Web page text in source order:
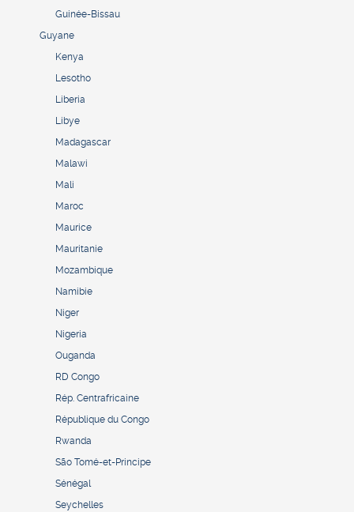
Guinée-Bissau
Guyane
Kenya
Lesotho
Liberia
Libye
Madagascar
Malawi
Mali
Maroc
Maurice
Mauritanie
Mozambique
Namibie
Niger
Nigeria
Ouganda
RD Congo
Rép. Centrafricaine
République du Congo
Rwanda
São Tomé-et-Principe
Sénégal
Seychelles